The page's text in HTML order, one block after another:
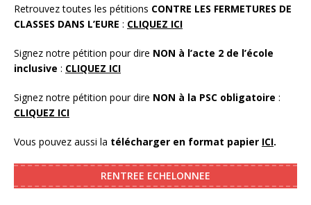
Retrouvez toutes les pétitions CONTRE LES FERMETURES DE
CLASSES DANS L’EURE : CLIQUEZ ICI
Signez notre pétition pour dire NON à l’acte 2 de l’école
inclusive : CLIQUEZ ICI
Signez notre pétition pour dire NON à la PSC obligatoire :
CLIQUEZ ICI
Vous pouvez aussi la télécharger en format papier ICI.
RENTREE ECHELONNEE